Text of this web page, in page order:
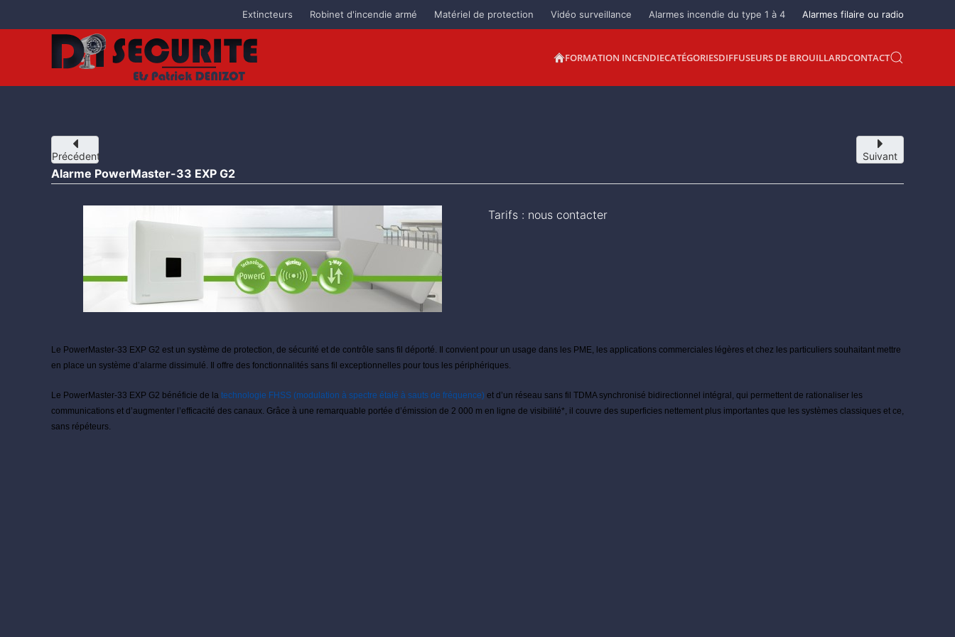
Accéder au contenu principal
Extincteurs Robinet d'incendie armé Matériel de protection Vidéo surveillance Alarmes incendie du type 1 à 4 Alarmes filaire ou radio
FORMATION INCENDIECATÉGORIESDIFFUSEURS DE BROUILLARDCONTACT
Précédent Suivant
Alarme PowerMaster-33 EXP G2
Tarifs : nous contacter
Le PowerMaster-33 EXP G2 est un système de protection, de sécurité et de contrôle sans fil déporté. Il convient pour un usage dans les PME, les applications commerciales légères et chez les particuliers souhaitant mettre
en place un système d’alarme dissimulé. Il offre des fonctionnalités sans fil exceptionnelles pour tous les périphériques.
Le PowerMaster-33 EXP G2 bénéficie de la technologie FHSS (modulation à spectre étalé à sauts de fréquence) et d’un réseau sans fil TDMA synchronisé bidirectionnel intégral, qui permettent de rationaliser les
communications et d’augmenter l’efficacité des canaux. Grâce à une remarquable portée d’émission de 2 000 m en ligne de visibilité*, il couvre des superficies nettement plus importantes que les systèmes classiques et ce,
sans répéteurs.